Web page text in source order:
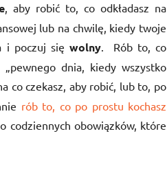
, aby robić to, co odkładasz na
lub na chwilę, kiedy twoje
i poczuj się wolny. Rób to, co
dnia, kiedy wszystko
co czekasz, aby robić, lub to, po
rób to, co po prostu kochasz
codziennych obowiązków, które